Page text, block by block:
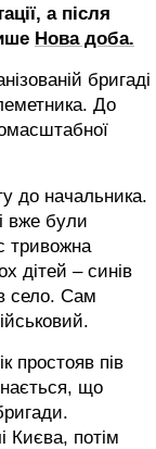
а після
Нова доба.
бригаді
До
до начальника.
вже були
тривожна
дітей – синів
село. Сам
простояв пів
що
Києва, потім